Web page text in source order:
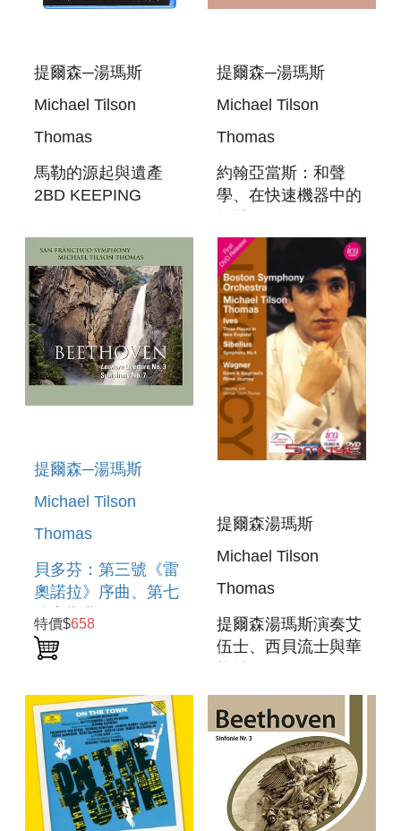
提爾森─湯瑪斯
Michael Tilson
Thomas
馬勒的源起與遺產
2BD KEEPING
ORIGINS AND
LEGACY
提爾森─湯瑪斯
Michael Tilson
Thomas
約翰亞當斯：和聲
學、在快速機器中的
HARMONIELEHRE
& SHORT RIDE IN A
FAST MACHINE
提爾森─湯瑪斯
Michael Tilson
Thomas
貝多芬：第三號《雷
奧諾拉》序曲、第七
號交響曲 SACD
BEETHOVEN:
LEONORE
& SYMPHONY NO.
7
特價$658
提爾森湯瑪斯
Michael Tilson
Thomas
提爾森湯瑪斯演奏艾
伍士、西貝流士與華
TILSON THOMAS
CONDUCTS IVES,
SIBELIUS &
WAGNER